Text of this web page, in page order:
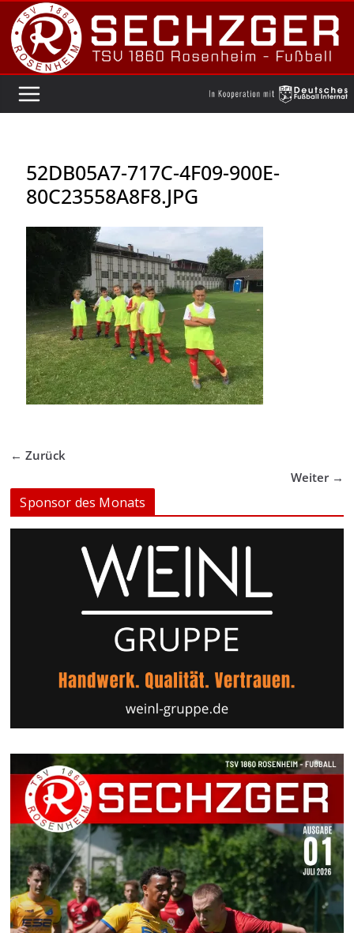
Zum
Inhalt
springen
52DB05A7-717C-4F09-900E-
80C23558A8F8.JPG
← Zurück
Weiter →
Sponsor des Monats